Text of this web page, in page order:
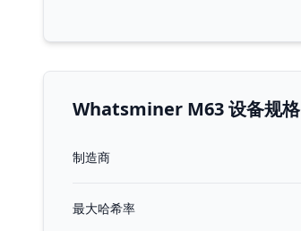
Whatsminer M63 设备规格
制造商
最大哈希率